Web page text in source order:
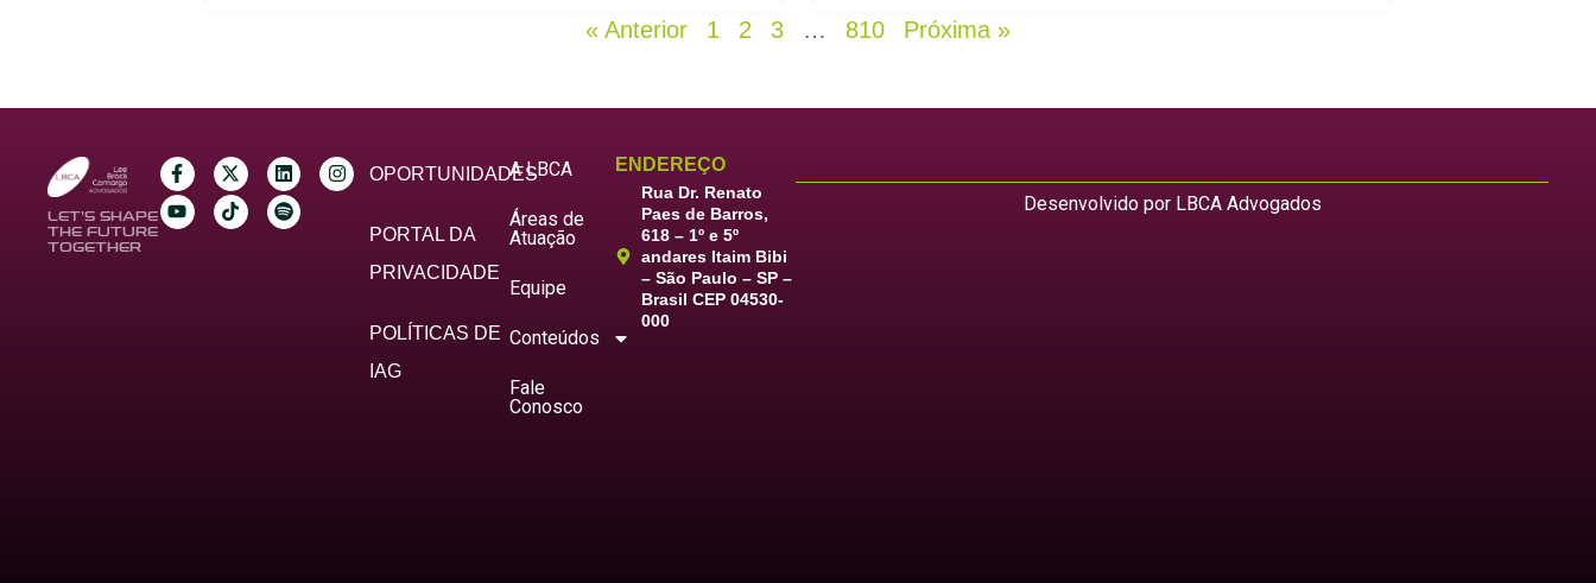
« Anterior 1 2 3 … 810 Próxima »
LET’S SHAPE
THE FUTURE
TOGETHER
OPORTUNIDADES
PORTAL DA
PRIVACIDADE
POLÍTICAS DE
IAG
A LBCA
Áreas de
Atuação
Equipe
Conteúdos
Fale
Conosco
ENDEREÇO
Rua Dr. Renato
Paes de Barros,
618 – 1º e 5º
andares Itaim Bibi
– São Paulo – SP –
Brasil CEP 04530-
000
Desenvolvido por LBCA Advogados